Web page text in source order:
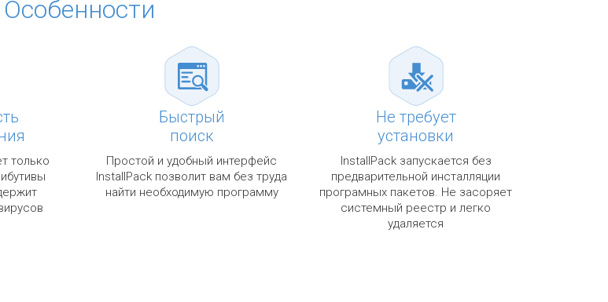
Особенности
только
Быстрый
поиск
Простой и удобный интерфейс
InstallPack позволит вам без труда
найти необходимую программу
Не требует
установки
InstallPack запускается без
предварительной инсталляции
програмных пакетов. Не засоряет
системный реестр и легко
удаляется